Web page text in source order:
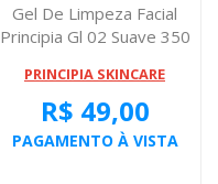
Gel De Limpeza Facial
Principia Gl 02 Suave 350
PRINCIPIA SKINCARE
R$ 49,00
PAGAMENTO À VISTA